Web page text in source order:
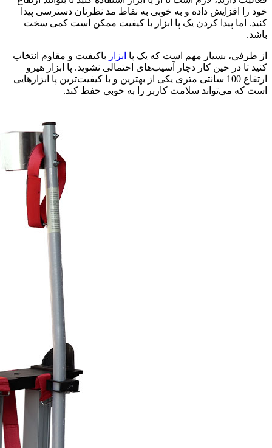
خود را افزایش داده و به خوبی به نقاط مد نظرتان دسترسی پیدا
کنید. اما پیدا کردن یک پا ابزار با کیفیت ممکن است کمی سخت
باشد.
از طرفی، بسیار مهم است که یک پا ابزار باکیفیت و مقاوم انتخاب
کنید تا در حین کار دچار آسیب‌های احتمالی نشوید. پا ابزار هیرو
ارتفاع 100 سانتی متری یکی از بهترین و با کیفیت‌ترین پا ابزارهایی
است که می‌تواند سلامت کاربر را به خوبی حفظ کند.